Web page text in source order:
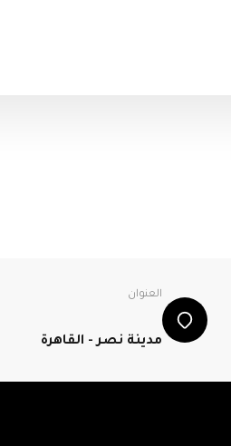
العنوان
مدينة نصر - القاهرة